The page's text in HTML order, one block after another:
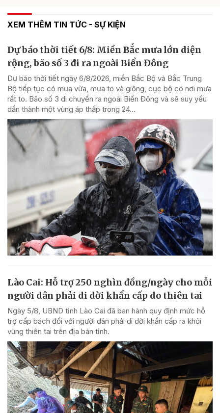
XEM THÊM TIN TỨC - SỰ KIỆN
Dự báo thời tiết 6/8: Miền Bắc mưa lớn diện
rộng, bão số 3 đi ra ngoài Biển Đông
Dự báo thời tiết ngày 6/8/2026, miền Bắc Bộ và Bắc Trung
Bộ tiếp tục có mưa vừa, mưa to và giông, cục bộ có nơi mưa
rất to. Bão số 3 di chuyển ra ngoài Biển Đông và sẽ suy yếu
dần thành một vùng áp thấp trong 24...
Lào Cai: Hỗ trợ 250 nghìn đồng/ngày cho mỗi
người dân phải di dời khẩn cấp do thiên tai
Ngày 5/8, UBND tỉnh Lào Cai đã ban hành quy định mức hỗ
trợ cấp bách đối với người dân phải di dời khẩn cấp ra khỏi
vùng thiên tai trên địa bàn tỉnh.